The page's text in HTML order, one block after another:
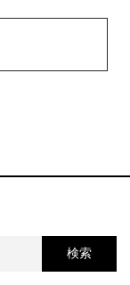
検索